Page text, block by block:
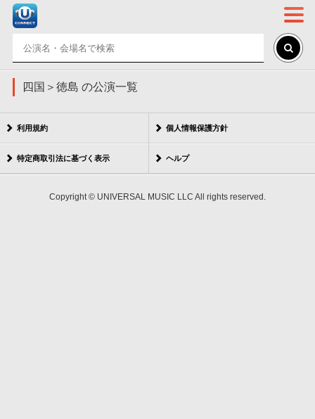
四国＞徳島 の公演一覧
利用規約 個人情報保護方針
特定商取引法に基づく表示 ヘルプ
Copyright © UNIVERSAL MUSIC LLC All rights reserved.